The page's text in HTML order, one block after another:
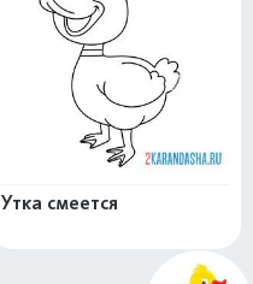
Утка смеется